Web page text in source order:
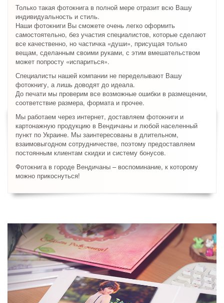
Только такая фотокнига в полной мере отразит всю Вашу
индивидуальность и стиль.
Наши фотокниги Вы сможете очень легко оформить
самостоятельно, без участия специалистов, которые сделают
все качественно, но частичка «души», присущая только
вещам, сделанным своими руками, с этим вмешательством
может попросту «испариться».
Специалисты нашей компании не переделывают Вашу
фотокнигу, а лишь доводят до идеала.
До печати мы проверим все возможные ошибки в размещении,
соответствие размера, формата и прочее.
Мы работаем через интернет, доставляем фотокниги и
картонажную продукцию в Вендичаны и любой населенный
пункт по Украине. Мы заинтересованы в длительном,
взаимовыгодном сотрудничестве, поэтому предоставляем
постоянным клиентам скидки и систему бонусов.
Фотокнига в городе Вендичаны – воспоминание, к которому
можно прикоснуться!